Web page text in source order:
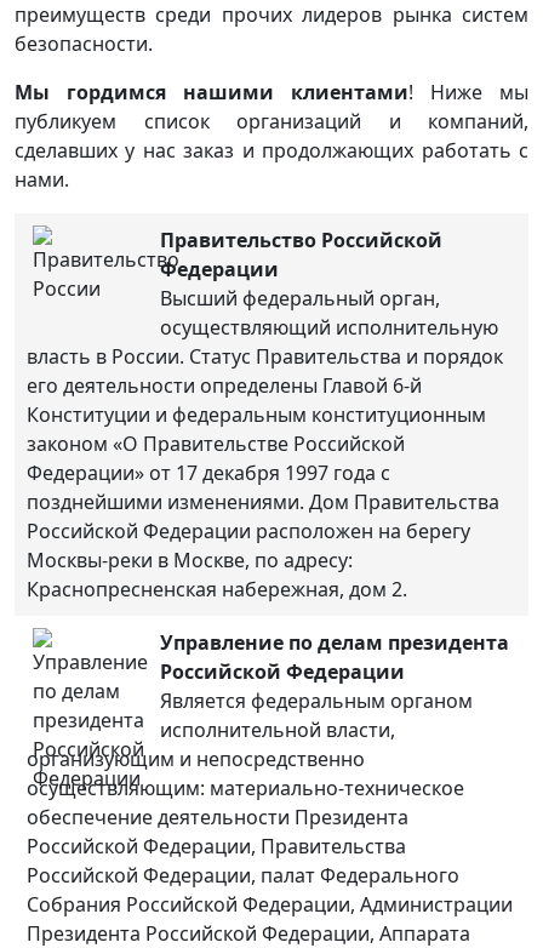
преимуществ среди прочих лидеров рынка систем
безопасности.
Мы гордимся нашими клиентами! Ниже мы
публикуем список организаций и компаний,
сделавших у нас заказ и продолжающих работать с
нами.
Правительство Российской
Федерации
Высший федеральный орган,
осуществляющий исполнительную
власть в России. Статус Правительства и порядок
его деятельности определены Главой 6-й
Конституции и федеральным конституционным
законом «О Правительстве Российской
Федерации» от 17 декабря 1997 года с
позднейшими изменениями. Дом Правительства
Российской Федерации расположен на берегу
Москвы-реки в Москве, по адресу:
Краснопресненская набережная, дом 2.
Управление по делам президента
Российской Федерации
Является федеральным органом
исполнительной власти,
организующим и непосредственно
осуществляющим: материально-техническое
обеспечение деятельности Президента
Российской Федерации, Правительства
Российской Федерации, палат Федерального
Собрания Российской Федерации, Администрации
Президента Российской Федерации, Аппарата